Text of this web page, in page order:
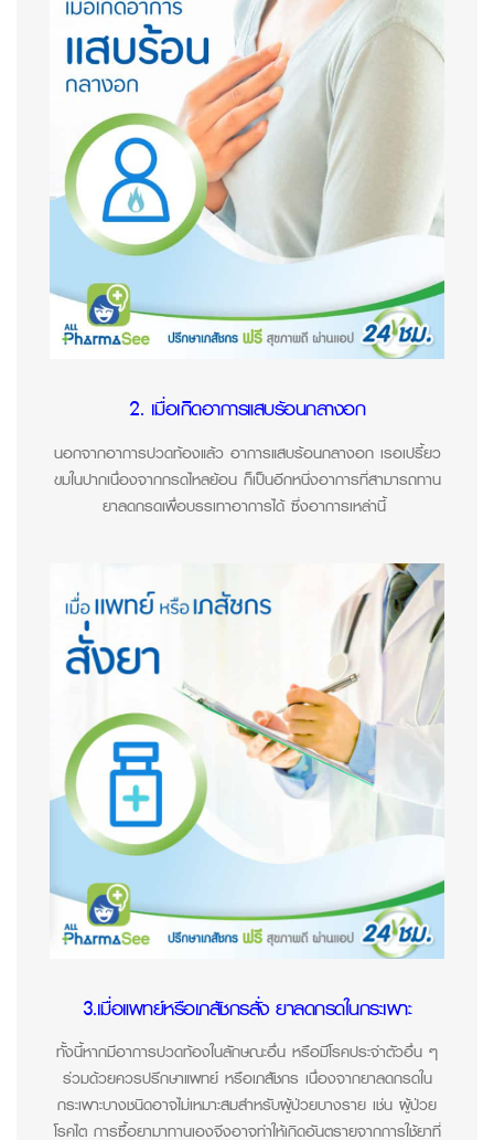
2. เมื่อเกิดอาการแสบร้อนกลางอก
นอกจากอาการปวดท้องแล้ว อาการแสบร้อนกลางอก เรอเปรี้ยว
ขมในปากเนื่องจากกรดไหลย้อน ก็เป็นอีกหนึ่งอาการที่สามารถทาน
ยาลดกรดเพื่อบรรเทาอาการได้ซึ่งอาการเหล่านี้
3.เมื่อแพทย์หรือเภสัชกรสั่ง ยาลดกรดในกระเพาะ
ทั้งนี้หากมีอาการปวดท้องในลักษณะอื่น หรือมีโรคประจำตัวอื่น ๆ
ร่วมด้วยควรปรึกษาแพทย์ หรือเภสัชกร เนื่องจากยาลดกรดใน
กระเพาะบางชนิดอาจไม่เหมาะสมสำหรับผู้ป่วยบางราย เช่น ผู้ป่วย
โรคไตการซื้อยามาทานเองจึงอาจทำให้เกิดอันตรายจากการใช้ยาที่